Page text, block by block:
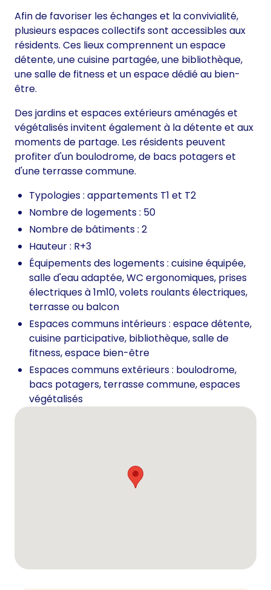
Afin de favoriser les échanges et la convivialité,
plusieurs espaces collectifs sont accessibles aux
résidents. Ces lieux comprennent un espace
détente, une cuisine partagée, une bibliothèque,
une salle de fitness et un espace dédié au bien-
être.
Des jardins et espaces extérieurs aménagés et
végétalisés invitent également à la détente et aux
moments de partage. Les résidents peuvent
profiter d'un boulodrome, de bacs potagers et
d'une terrasse commune.
Typologies : appartements T1 et T2
Nombre de logements : 50
Nombre de bâtiments : 2
Hauteur : R+3
Équipements des logements : cuisine équipée,
salle d'eau adaptée, WC ergonomiques, prises
électriques à 1m10, volets roulants électriques,
terrasse ou balcon
Espaces communs intérieurs : espace détente,
cuisine participative, bibliothèque, salle de
fitness, espace bien-être
Espaces communs extérieurs : boulodrome,
bacs potagers, terrasse commune, espaces
végétalisés